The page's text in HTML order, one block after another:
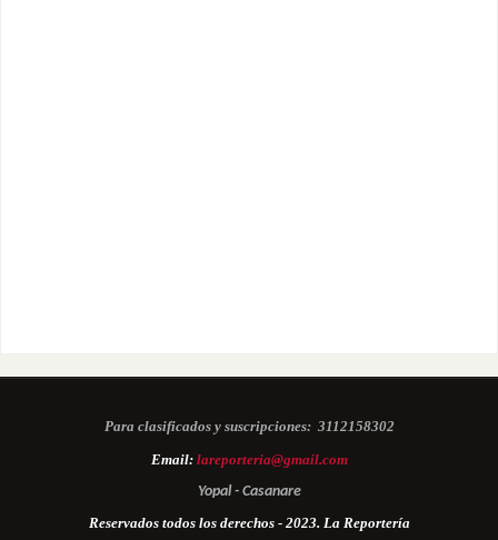
Para clasificados y suscripciones: 3112158302
Email: lareporteria@gmail.com
Yopal - Casanare
Reservados todos los derechos - 2023. La Reportería